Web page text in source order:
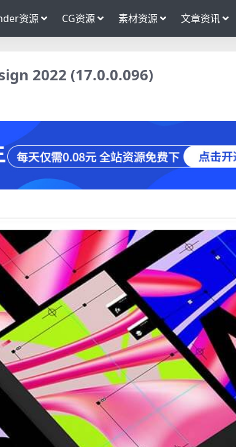
资源 CG资源 素材资源 文章资讯
2022 (17.0.0.096)